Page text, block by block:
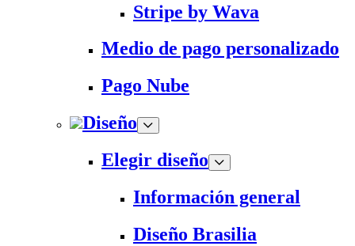
Stripe by Wava
Medio de pago personalizado
Pago Nube
Diseño
Elegir diseño
Información general
Diseño Brasilia